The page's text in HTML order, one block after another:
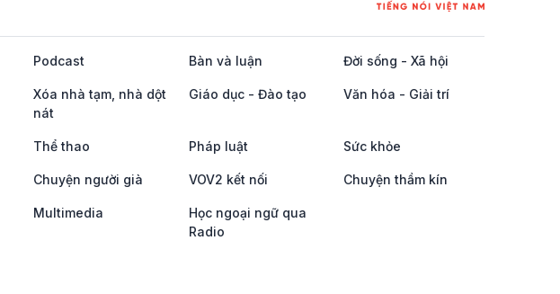
Podcast Bàn và luận Đời sống - Xã hội
Xóa nhà tạm, nhà dột
nát
Giáo dục - Đào tạo Văn hóa - Giải trí
Thể thao Pháp luật Sức khỏe
Chuyện người già VOV2 kết nối Chuyện thầm kín
Multimedia
Học ngoại ngữ qua
Radio